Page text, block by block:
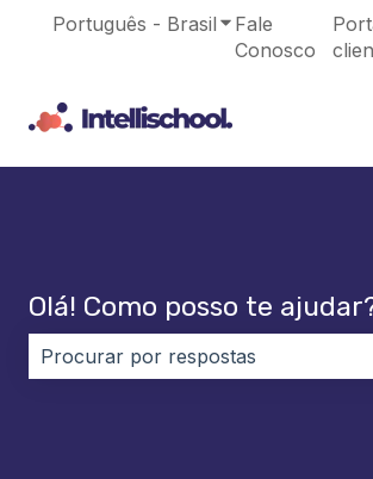
Português - Brasil Mostrar
Fale
Conosco
Olá! Como posso te